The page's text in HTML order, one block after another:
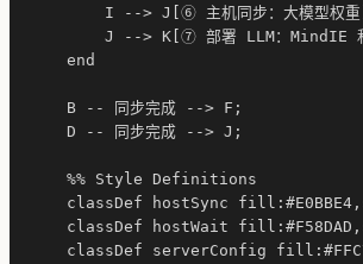
I --> J[⑥ 主机同步：大模型权重
J --> K[⑦ 部署 LLM：MindIE
    end
    B -- 同步完成 --> F;
    D -- 同步完成 --> J;
    %% Style Definitions
classDef hostSync
classDef hostWait
classDef serverConfig